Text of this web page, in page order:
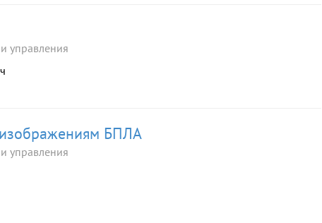
управления
БПЛА
управления